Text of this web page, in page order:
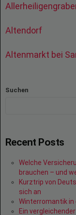
Altendorf
Altenmarkt bei
Suchen
Recent Posts
Welche
brauchen – und
Kurztrip von
sich an
Winterromantik in
Ein